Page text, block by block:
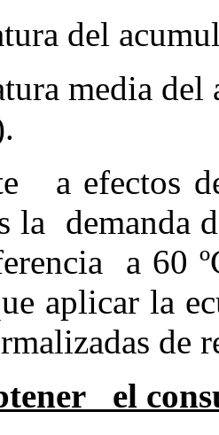
del
media
a efectos
la demanda
a 60
aplicar la
de
el